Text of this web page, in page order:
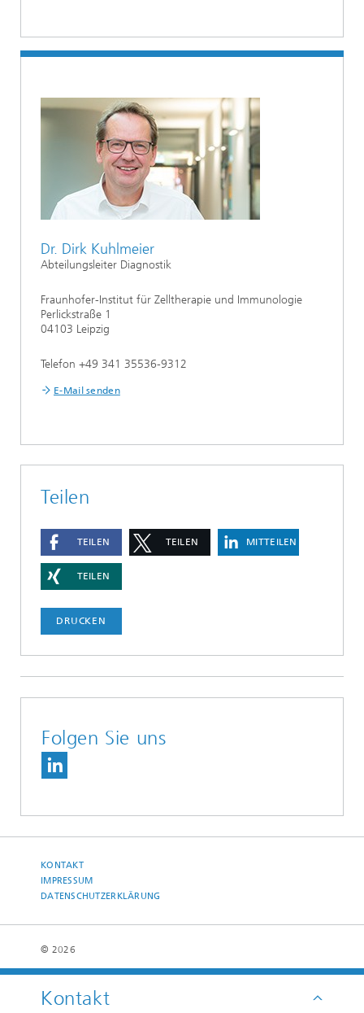
Dr. Dirk Kuhlmeier
Abteilungsleiter Diagnostik
Fraunhofer-Institut für Zelltherapie und Immunologie
Perlickstraße 1
04103 Leipzig
Telefon +49 341 35536-9312
E-Mail senden
Kontakt
Teilen
TEILEN TEILEN MITTEILEN
TEILEN
DRUCKEN
Folgen Sie uns
KONTAKT
IMPRESSUM
DATENSCHUTZERKLÄRUNG
© 2026